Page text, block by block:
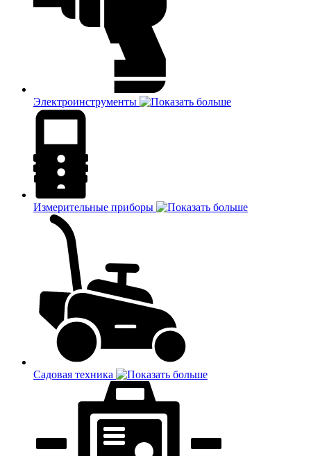
Электроинструменты
Измерительные приборы
Садовая техника